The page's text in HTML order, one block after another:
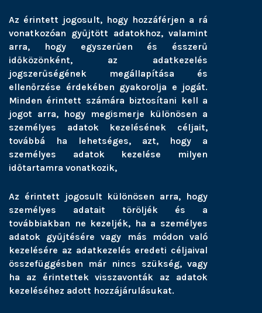
Az érintett jogosult, hogy hozzáférjen a rá
vonatkozóan gyűjtött adatokhoz, valamint
arra, hogy egyszerűen és ésszerű
időközönként, az adatkezelés
jogszerűségének megállapítása és
ellenőrzése érdekében gyakorolja e jogát.
Minden érintett számára biztosítani kell a
jogot arra, hogy megismerje különösen a
személyes adatok kezelésének céljait,
továbbá ha lehetséges, azt, hogy a
személyes adatok kezelése milyen
időtartamra vonatkozik,
Az érintett jogosult különösen arra, hogy
személyes adatait töröljék és a
továbbiakban ne kezeljék, ha a személyes
adatok gyűjtésére vagy más módon való
kezelésére az adatkezelés eredeti céljaival
összefüggésben már nincs szükség, vagy
ha az érintettek visszavonták az adatok
kezeléséhez adott hozzájárulásukat.